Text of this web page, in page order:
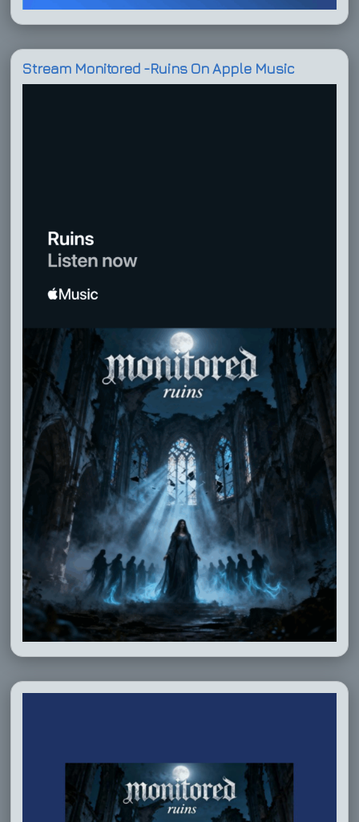
Stream Monitored -Ruins On Apple Music